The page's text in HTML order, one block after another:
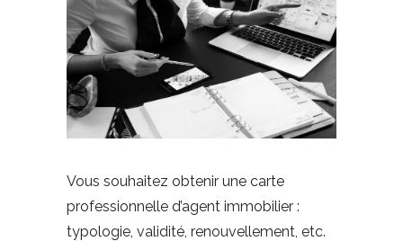
Vous souhaitez obtenir une carte
professionnelle d’agent immobilier :
typologie, validité, renouvellement, etc.